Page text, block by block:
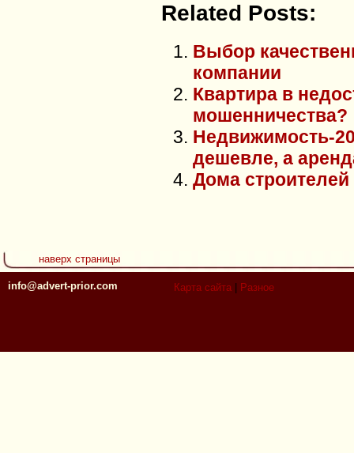
Related Posts:
Выбор
компании
Квартира в
мошенничества?
Недвижимость-
дешевле, а
Дома строителей
наверх страницы
info@advert-prior.com Карта сайта Разное